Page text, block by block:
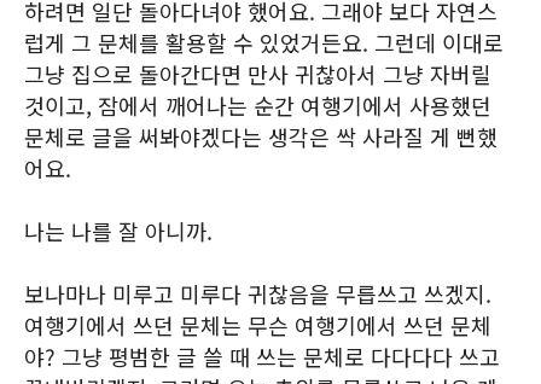
하려면 일단 돌아다녀야 했어요. 그래야 보다 자연스
럽게 그 문체를 활용할 수 있었거든요. 그런데 이대로
그냥 집으로 돌아간다면 만사 귀찮아서 그냥 자버릴
것이고, 잠에서 깨어나는 순간 여행기에서 사용했던
문체로 글을 써봐야겠다는 생각은 싹 사라질 게 뻔했
어요.
나는 나를 잘 아니까.
보나마나 미루고 미루다 귀찮음을 무릅쓰고 쓰겠지.
여행기에서 쓰던 문체는 무슨 여행기에서 쓰던 문체
야? 그냥 평범한 글 쓸 때 쓰는 문체로 다다다다 쓰고